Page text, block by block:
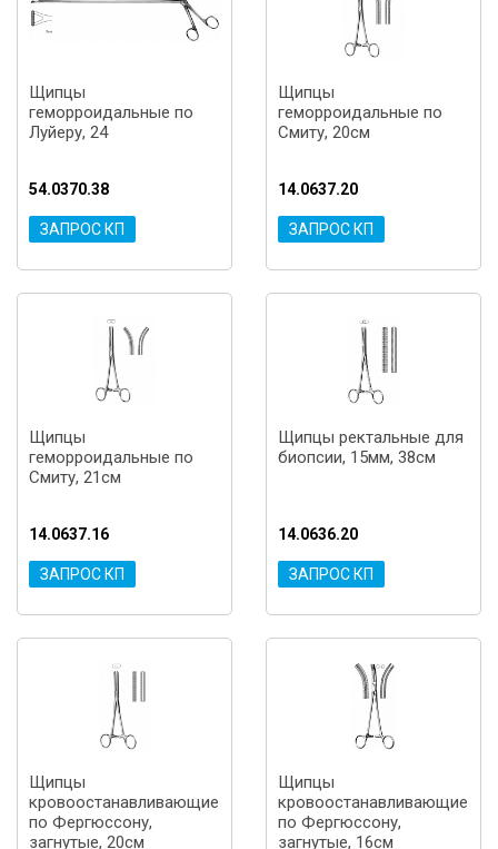
Щипцы
геморроидальные по
Луйеру, 24
54.0370.38
ЗАПРОС КП
Щипцы
геморроидальные по
Смиту, 20см
14.0637.20
ЗАПРОС КП
Щипцы
геморроидальные по
Смиту, 21см
14.0637.16
ЗАПРОС КП
Щипцы ректальные для
биопсии, 15мм, 38см
14.0636.20
ЗАПРОС КП
Щипцы
кровоостанавливающие
по Фергюссону,
загнутые, 20см
Щипцы
кровоостанавливающие
по Фергюссону,
загнутые, 16см